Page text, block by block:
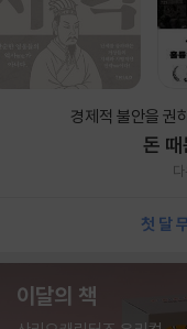
경제적 불안을 권
돈
첫 달
이달의 책